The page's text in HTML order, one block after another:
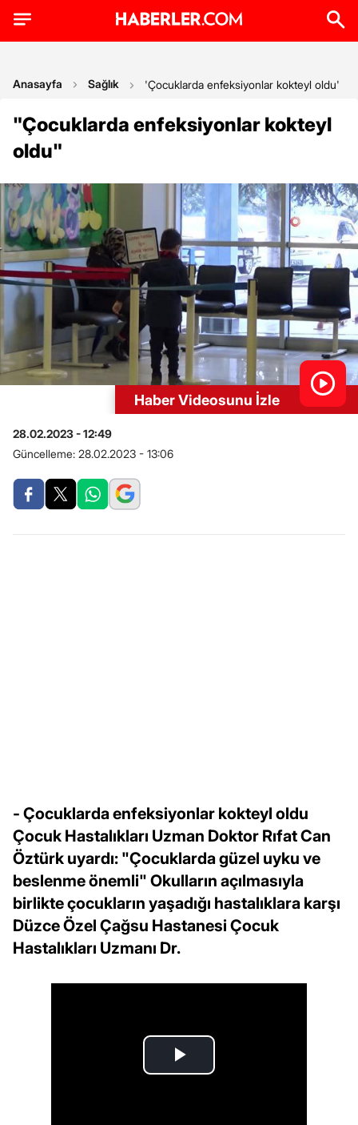
Anasayfa Sağlık 'Çocuklarda enfeksiyonlar kokteyl oldu'
"Çocuklarda enfeksiyonlar kokteyl
oldu"
Haber Videosunu İzle
28.02.2023 - 12:49
Güncelleme: 28.02.2023 - 13:06
- Çocuklarda enfeksiyonlar kokteyl oldu
Çocuk Hastalıkları Uzman Doktor Rıfat Can
Öztürk uyardı: "Çocuklarda güzel uyku ve
beslenme önemli" Okulların açılmasıyla
birlikte çocukların yaşadığı hastalıklara karşı
Düzce Özel Çağsu Hastanesi Çocuk
Hastalıkları Uzmanı Dr.